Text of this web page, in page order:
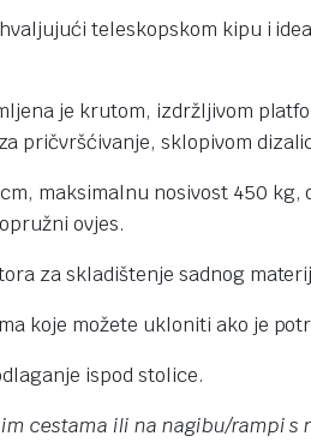
teleskopskom kipu i
je krutom, izdržljivom
pričvršćivanje, sklopivom
maksimalnu nosivost 450
ovjes.
za skladištenje sadnog
koje možete ukloniti ako je
ispod stolice.
cestama ili na nagibu/rampi s